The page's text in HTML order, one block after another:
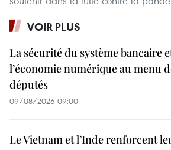
VOIR PLUS
La sécurité du système bancaire
l’économie numérique au menu
députés
09/08/2026 09:00
Le Vietnam et l’Inde renforcent